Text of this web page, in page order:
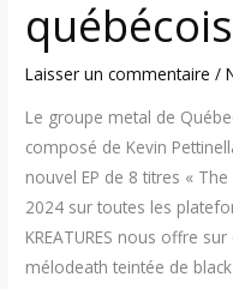
québécois
Laisser un commentaire /
Le groupe metal de Québec
composé de Kevin
nouvel EP de 8 titres «
2024 sur toutes les
KREATURES nous offre
mélodeath teintée de